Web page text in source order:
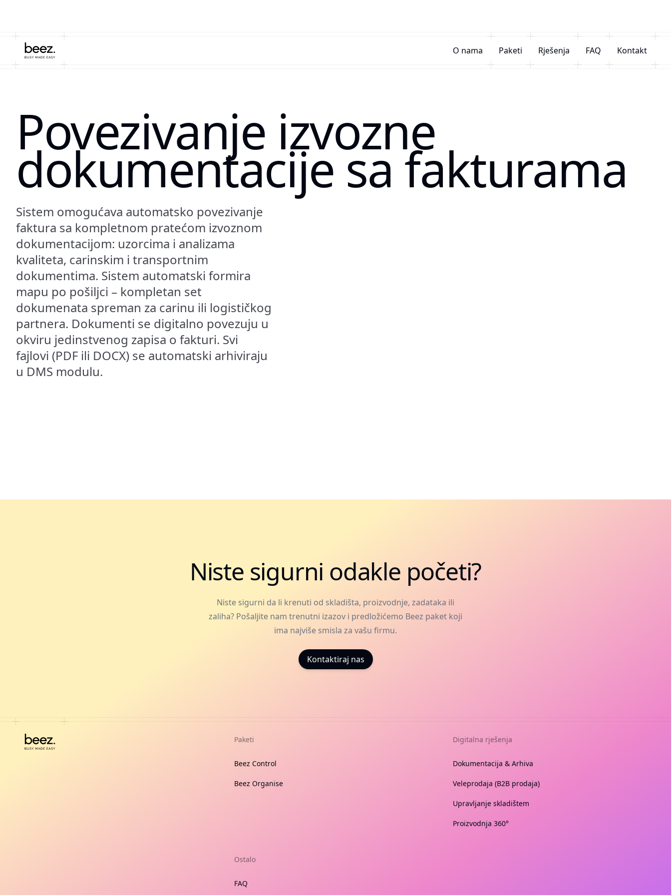
O nama Paketi Rješenja FAQ Kontakt
Povezivanje izvozne
dokumentacije sa fakturama
Sistem omogućava automatsko povezivanje
faktura sa kompletnom pratećom izvoznom
dokumentacijom: uzorcima i analizama
kvaliteta, carinskim i transportnim
dokumentima. Sistem automatski formira
mapu po pošiljci – kompletan set
dokumenata spreman za carinu ili logističkog
partnera. Dokumenti se digitalno povezuju u
okviru jedinstvenog zapisa o fakturi. Svi
fajlovi (PDF ili DOCX) se automatski arhiviraju
u DMS modulu.
Niste sigurni odakle početi?
Niste sigurni da li krenuti od skladišta, proizvodnje, zadataka ili
zaliha? Pošaljite nam trenutni izazov i predložićemo Beez paket koji
ima najviše smisla za vašu firmu.
Kontaktiraj nas
Paketi
Beez Control
Beez Organise
Digitalna rješenja
Dokumentacija & Arhiva
Veleprodaja (B2B prodaja)
Upravljanje skladištem
Proizvodnja 360°
Ostalo
FAQ